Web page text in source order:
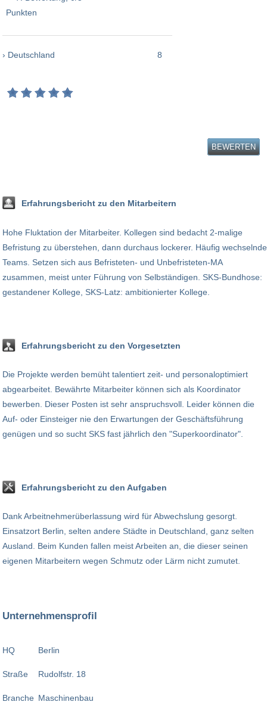
› Deutschland 8
BEWERTEN
Erfahrungsbericht zu den Mitarbeitern
Hohe Fluktation der Mitarbeiter. Kollegen sind bedacht 2-malige
Befristung zu überstehen, dann durchaus lockerer. Häufig wechselnde
Teams. Setzen sich aus Befristeten- und Unbefristeten-MA
zusammen, meist unter Führung von Selbständigen. SKS-Bundhose:
gestandener Kollege, SKS-Latz: ambitionierter Kollege.
Erfahrungsbericht zu den Vorgesetzten
Die Projekte werden bemüht talentiert zeit- und personaloptimiert
abgearbeitet. Bewährte Mitarbeiter können sich als Koordinator
bewerben. Dieser Posten ist sehr anspruchsvoll. Leider können die
Auf- oder Einsteiger nie den Erwartungen der Geschäftsführung
genügen und so sucht SKS fast jährlich den "Superkoordinator".
Erfahrungsbericht zu den Aufgaben
Dank Arbeitnehmerüberlassung wird für Abwechslung gesorgt.
Einsatzort Berlin, selten andere Städte in Deutschland, ganz selten
Ausland. Beim Kunden fallen meist Arbeiten an, die dieser seinen
eigenen Mitarbeitern wegen Schmutz oder Lärm nicht zumutet.
Unternehmensprofil
HQ
Straße
Branche
Berlin
Rudolfstr. 18
Maschinenbau